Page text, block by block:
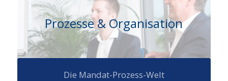
Prozesse & Organisation
Die Mandat-Prozess-Welt